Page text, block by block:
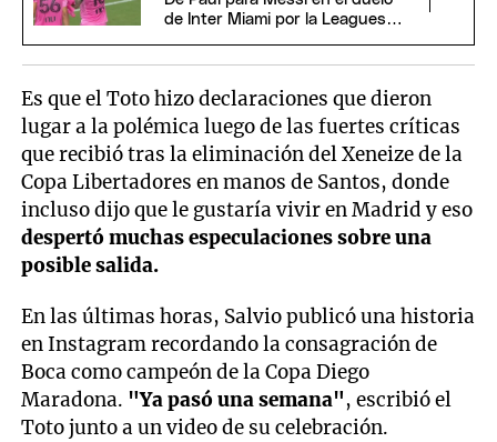
de Inter Miami por la Leagues
Es que el Toto hizo declaraciones que dieron
lugar a la polémica luego de las fuertes críticas
que recibió tras la eliminación del Xeneize de la
Copa Libertadores en manos de Santos, donde
incluso dijo que le gustaría vivir en Madrid y eso
despertó muchas especulaciones sobre una
posible salida.
En las últimas horas, Salvio publicó una historia
en Instagram recordando la consagración de
Boca como campeón de la Copa Diego
Maradona. "Ya pasó una semana", escribió el
Toto junto a un video de su celebración.